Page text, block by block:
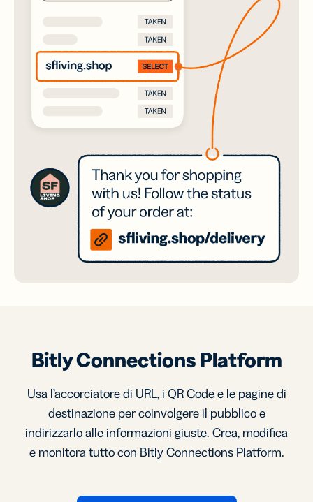
Bitly Connections Platform
Usa l’accorciatore di URL, i QR Code e le pagine di
destinazione per coinvolgere il pubblico e
indirizzarlo alle informazioni giuste. Crea, modifica
e monitora tutto con Bitly Connections Platform.